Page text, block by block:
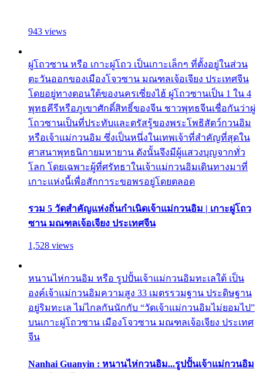
943 views
ผู่โถวซาน หรือ เกาะผู่โถว เป็นเกาะเล็กๆ ที่ตั้งอยู่ในส่วน
ตะวันออกของเมืองโจวซาน มณฑลเจ้อเจียง ประเทศจีน
โดยอยู่ทางตอนใต้ของนครเซี่ยงไฮ้ ผู่โถวซานเป็น 1 ใน 4
พุทธคีรีหรือภูเขาศักดิ์สิทธิ์ของจีน ชาวพุทธจีนเชื่อกันว่าผู่
โถวซานเป็นที่ประทับและตรัสรู้ของพระโพธิสัตว์กวนอิม
หรือเจ้าแม่กวนอิม ซึ่งเป็นหนึ่งในเทพเจ้าที่สำคัญที่สุดใน
ศาสนาพุทธนิกายมหายาน ดังนั้นจึงมีผู้แสวงบุญจากทั่ว
โลก โดยเฉพาะผู้ที่ศรัทธาในเจ้าแม่กวนอิมเดินทางมาที่
เกาะแห่งนี้เพื่อสักการะขอพรอยู่โดยตลอด
รวม 5 วัดสำคัญแห่งถิ่นกำเนิดเจ้าแม่กวนอิม | เกาะผู่โถว
ซาน มณฑลเจ้อเจียง ประเทศจีน
1,528 views
หนานไห่กวนอิม หรือ รูปปั้นเจ้าแม่กวนอิมทะเลใต้ เป็น
องค์เจ้าแม่กวนอิมความสูง 33 เมตรรวมฐาน ประดิษฐาน
อยู่ริมทะเล ไม่ไกลกันนักกับ “วัดเจ้าแม่กวนอิมไม่ยอมไป”
บนเกาะผู่โถวซาน เมืองโจวซาน มณฑลเจ้อเจียง ประเทศ
จีน
Nanhai Guanyin : หนานไห่กวนอิม...รูปปั้นเจ้าแม่กวนอิม